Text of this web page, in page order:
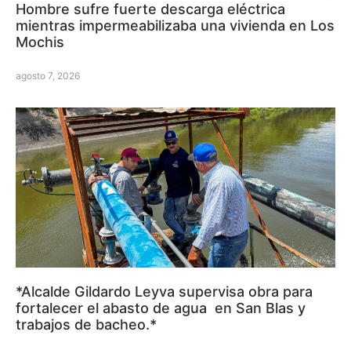
Hombre sufre fuerte descarga eléctrica
mientras impermeabilizaba una vivienda en Los
Mochis
agosto 7, 2026
*Alcalde Gildardo Leyva supervisa obra para
fortalecer el abasto de agua en San Blas y
trabajos de bacheo.*